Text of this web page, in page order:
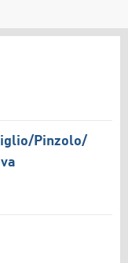
​Pinzolo/​